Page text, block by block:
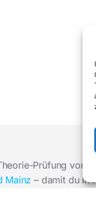
Prüfung vor.
Mainz – damit du in